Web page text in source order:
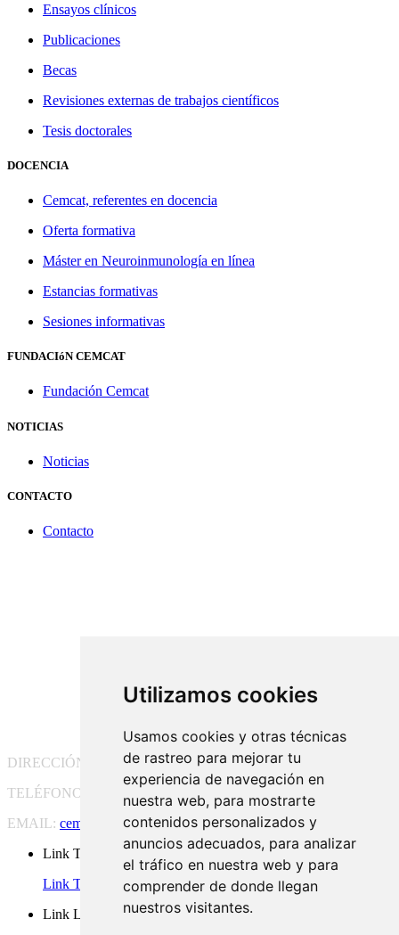
Utilizamos cookies
Usamos cookies y otras técnicas
de rastreo para mejorar tu
experiencia de navegación en
nuestra web, para mostrarte
contenidos personalizados y
anuncios adecuados, para analizar
el tráfico en nuestra web y para
comprender de donde llegan
nuestros visitantes.
Ensayos clínicos
Publicaciones
Becas
Revisiones externas de trabajos científicos
Tesis doctorales
DOCENCIA
Cemcat, referentes en docencia
Oferta formativa
Máster en Neuroinmunología en línea
Estancias formativas
Sesiones informativas
FUNDACIóN CEMCAT
Fundación Cemcat
NOTICIAS
Noticias
CONTACTO
Contacto
DIRECCIÓN:
Pg. Vall d'Hebron, 119-129, 08035 Barcelona
TELÉFONO:
(+34) 93 175 15 55
EMAIL: cem-cat@cem-cat.org
Link Twitter
Link Twitter
Link Linkedin